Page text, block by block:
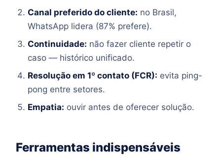
Canal preferido do cliente: no Brasil,
WhatsApp lidera (87% prefere).
Continuidade: não fazer cliente repetir o
caso — histórico unificado.
Resolução em 1º contato (FCR): evita ping-
pong entre setores.
Empatia: ouvir antes de oferecer solução.
Ferramentas indispensáveis